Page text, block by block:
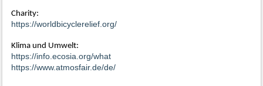
Charity:
https://worldbicyclerelief.org/
Klima und Umwelt:
https://info.ecosia.org/what
https://www.atmosfair.de/de/